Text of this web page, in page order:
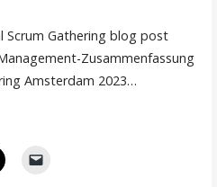
Scrum Gathering blog post
Zusammenfassung
Amsterdam 2023…